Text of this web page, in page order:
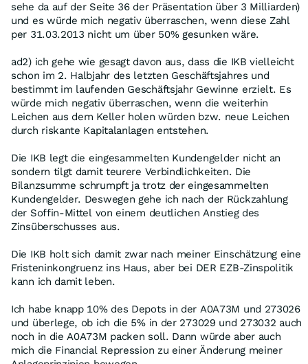
sehe da auf der Seite 36 der Präsentation über 3 Milliarden)
und es würde mich negativ überraschen, wenn diese Zahl
per 31.03.2013 nicht um über 50% gesunken wäre.
ad2) ich gehe wie gesagt davon aus, dass die IKB vielleicht
schon im 2. Halbjahr des letzten Geschäftsjahres und
bestimmt im laufenden Geschäftsjahr Gewinne erzielt. Es
würde mich negativ überraschen, wenn die weiterhin
Leichen aus dem Keller holen würden bzw. neue Leichen
durch riskante Kapitalanlagen entstehen.
Die IKB legt die eingesammelten Kundengelder nicht an
sondern tilgt damit teurere Verbindlichkeiten. Die
Bilanzsumme schrumpft ja trotz der eingesammelten
Kundengelder. Deswegen gehe ich nach der Rückzahlung
der Soffin-Mittel von einem deutlichen Anstieg des
Zinsüberschusses aus.
Die IKB holt sich damit zwar nach meiner Einschätzung eine
Fristeninkongruenz ins Haus, aber bei DER EZB-Zinspolitik
kann ich damit leben.
Ich habe knapp 10% des Depots in der A0A73M und 273026
und überlege, ob ich die 5% in der 273029 und 273032 auch
noch in die A0A73M packen soll. Dann würde aber auch
mich die Financial Repression zu einer Änderung meiner